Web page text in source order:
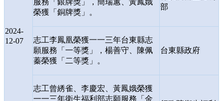
2024-
12-07
榮獲「銅牌獎」。
部
志工李鳳凰榮獲一一三年台東縣志
願服務「一等獎」，楊善守、陳佩
蓁榮獲「二等獎」。
台東縣政府
志工曾綉雀、李慶宏、黃鳳娥榮獲
一一三年衛生福利部志願服務「金